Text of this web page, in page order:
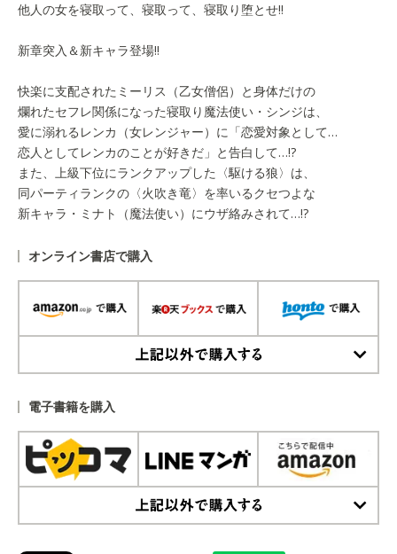
他人の女を寝取って、寝取って、寝取り堕とせ!!
新章突入＆新キャラ登場!!
快楽に支配されたミーリス（乙女僧侶）と身体だけの
爛れたセフレ関係になった寝取り魔法使い・シンジは、
愛に溺れるレンカ（女レンジャー）に「恋愛対象として…
恋人としてレンカのことが好きだ」と告白して…!?
また、上級下位にランクアップした〈駆ける狼〉は、
同パーティランクの〈火吹き竜〉を率いるクセつよな
新キャラ・ミナト（魔法使い）にウザ絡みされて…!?
オンライン書店で購入
電子書籍を購入